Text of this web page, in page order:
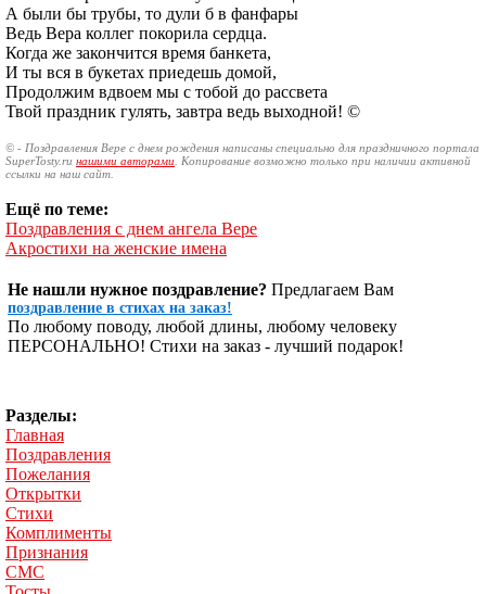
А были бы трубы, то дули б в фанфары
Ведь Вера коллег покорила сердца.
Когда же закончится время банкета,
И ты вся в букетах приедешь домой,
Продолжим вдвоем мы с тобой до рассвета
Твой праздник гулять, завтра ведь выходной! ©
© - Поздравления Вере с днем рождения написаны специально для праздничного портала
SuperTosty.ru нашими авторами . Копирование возможно только при наличии активной
ссылки на наш сайт.
Ещё по теме:
Поздравления с днем ангела Вере
Акростихи на женские имена
Не нашли нужное поздравление? Предлагаем Вам
поздравление в стихах на заказ!
По любому поводу, любой длины, любому человеку
ПЕРСОНАЛЬНО! Стихи на заказ - лучший подарок!
Разделы:
Главная
Поздравления
Пожелания
Открытки
Стихи
Комплименты
Признания
СМС